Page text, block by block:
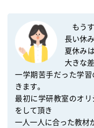
もうす
長い休
夏休み
大きな
一学期苦手だった学
きます。
最初に学研教室のオ
をして頂き
一人一人に合った教材